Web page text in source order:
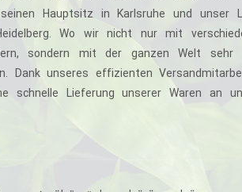
Hauptsitz in Karlsruhe und unser
Wo wir nicht nur mit
sondern mit der ganzen Welt sehr
Dank unseres effizienten
schnelle Lieferung unserer Waren an